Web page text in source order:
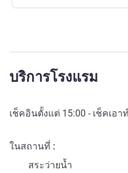
บริการโรงแรม
เช็คอินตั้งแต่ 15:00 - เช็คเอา
ในสถานที่
สระว่ายน้ำ